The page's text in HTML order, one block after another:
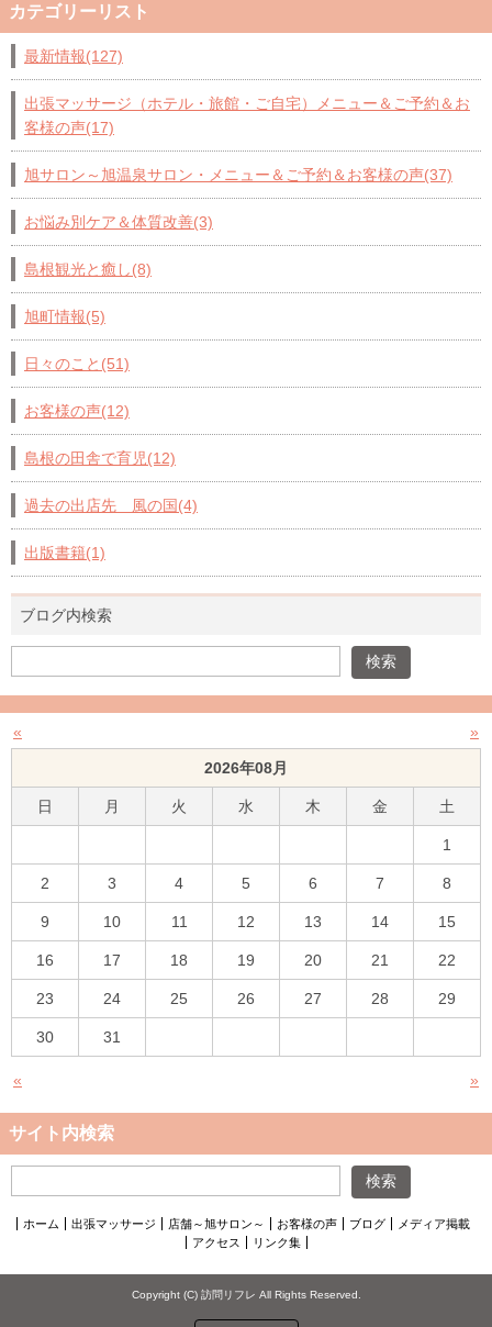
カテゴリーリスト
最新情報(127)
出張マッサージ（ホテル・旅館・ご自宅）メニュー＆ご予約＆お
客様の声(17)
旭サロン～旭温泉サロン・メニュー＆ご予約＆お客様の声(37)
お悩み別ケア＆体質改善(3)
島根観光と癒し(8)
旭町情報(5)
日々のこと(51)
お客様の声(12)
島根の田舎で育児(12)
過去の出店先 風の国(4)
出版書籍(1)
ブログ内検索
« »
2026年08月
日 月 火 水 木 金 土
1
2 3 4 5 6 7 8
9 10 11 12 13 14 15
16 17 18 19 20 21 22
23 24 25 26 27 28 29
30 31
« »
サイト内検索
ホーム 出張マッサージ 店舗～旭サロン～ お客様の声 ブログ
メディア掲載
アクセス
リンク集
Copyright (C) 訪問リフレ All Rights Reserved.